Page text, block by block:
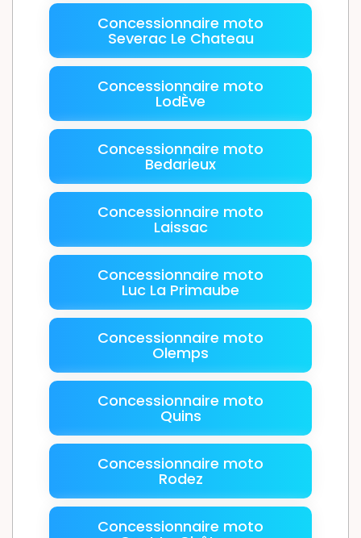
Concessionnaire moto
Severac Le Chateau
Concessionnaire moto
LodÈve
Concessionnaire moto
Bedarieux
Concessionnaire moto
Laissac
Concessionnaire moto
Luc La Primaube
Concessionnaire moto
Olemps
Concessionnaire moto
Quins
Concessionnaire moto
Rodez
Concessionnaire moto